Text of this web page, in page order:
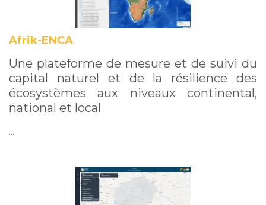
Afrik-ENCA
Une plateforme de mesure et de suivi du
capital naturel et de la résilience des
écosystèmes aux niveaux continental,
national et local
…